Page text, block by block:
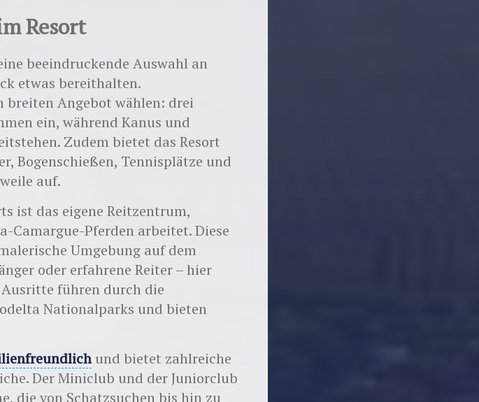
Resort
beeindruckende Auswahl an
etwas bereithalten.
breiten Angebot wählen: drei
ein, während Kanus und
Zudem bietet das Resort
Bogenschießen, Tennisplätze und
auf.
ist das eigene Reitzentrum,
Camargue-Pferden arbeitet. Diese
Umgebung auf dem
oder erfahrene Reiter – hier
führen durch die
Nationalparks und bieten
und bietet zahlreiche
Der Miniclub und der Juniorclub
die von Schatzsuchen bis hin zu